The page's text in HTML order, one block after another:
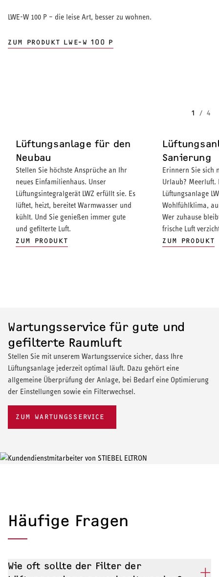
LWE-W 100 P – die leise Art, besser zu wohnen.
ZUM PRODUKT LWE-W 100 P
1 / 4
Lüftungsanlage für den
Neubau
Stellen Sie höchste Ansprüche an Ihr
neues Einfamilienhaus. Unser
Lüftungsintegralgerät LWZ erfüllt sie. Es
lüftet, heizt, bereitet Warmwasser und
kühlt. Und Sie genießen immer gute
und gefilterte Luft.
ZUM PRODUKT
Sanierung
Erinnern Sie sich
Urlaub?
Lüftungsanlage
Wohlfühlklima,
Wer zuhause
frische Luft
ZUM PRODUKT
Wartungsservice für gute und
gefilterte Raumluft
Stellen Sie mit unserem Wartungsservice sicher, dass Ihre
Lüftungsanlage jederzeit optimal läuft. Dazu gehört eine
allgemeine Überprüfung der Anlage, bei Bedarf eine Optimierung
der Einstellungen sowie ein Filterwechsel.
ZUM WARTUNGSSERVICE
Häufige Fragen
Wie oft sollte der Filter der